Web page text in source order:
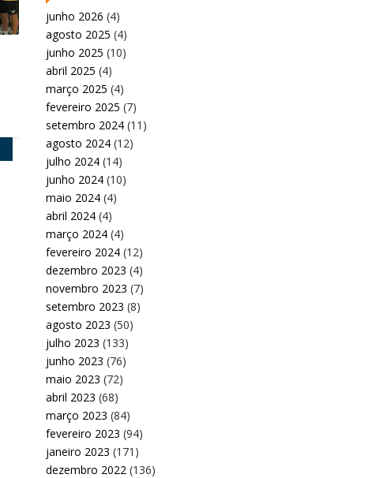
junho 2026 (4)
agosto 2025 (4)
junho 2025 (10)
abril 2025 (4)
março 2025 (4)
fevereiro 2025 (7)
setembro 2024 (11)
agosto 2024 (12)
julho 2024 (14)
junho 2024 (10)
maio 2024 (4)
abril 2024 (4)
março 2024 (4)
fevereiro 2024 (12)
dezembro 2023 (4)
novembro 2023 (7)
setembro 2023 (8)
agosto 2023 (50)
julho 2023 (133)
junho 2023 (76)
maio 2023 (72)
abril 2023 (68)
março 2023 (84)
fevereiro 2023 (94)
janeiro 2023 (171)
dezembro 2022 (136)